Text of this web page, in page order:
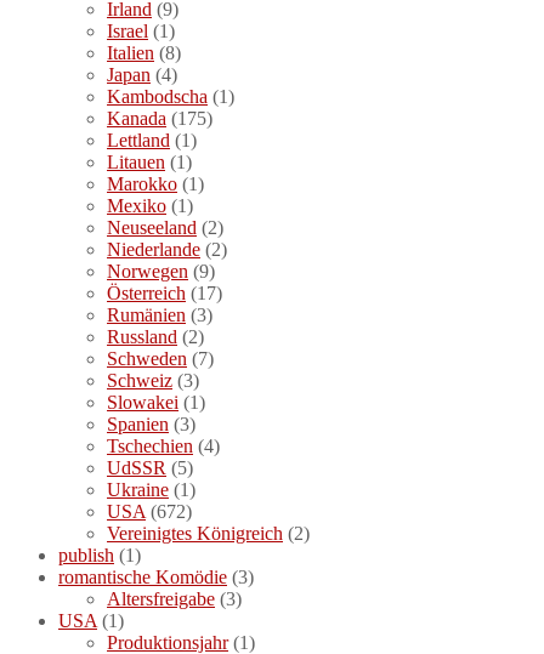
Irland (9)
Israel (1)
Italien (8)
Japan (4)
Kambodscha (1)
Kanada (175)
Lettland (1)
Litauen (1)
Marokko (1)
Mexiko (1)
Neuseeland (2)
Niederlande (2)
Norwegen (9)
Österreich (17)
Rumänien (3)
Russland (2)
Schweden (7)
Schweiz (3)
Slowakei (1)
Spanien (3)
Tschechien (4)
UdSSR (5)
Ukraine (1)
USA (672)
Vereinigtes Königreich (2)
publish (1)
romantische Komödie (3)
Altersfreigabe (3)
USA (1)
Produktionsjahr(1)